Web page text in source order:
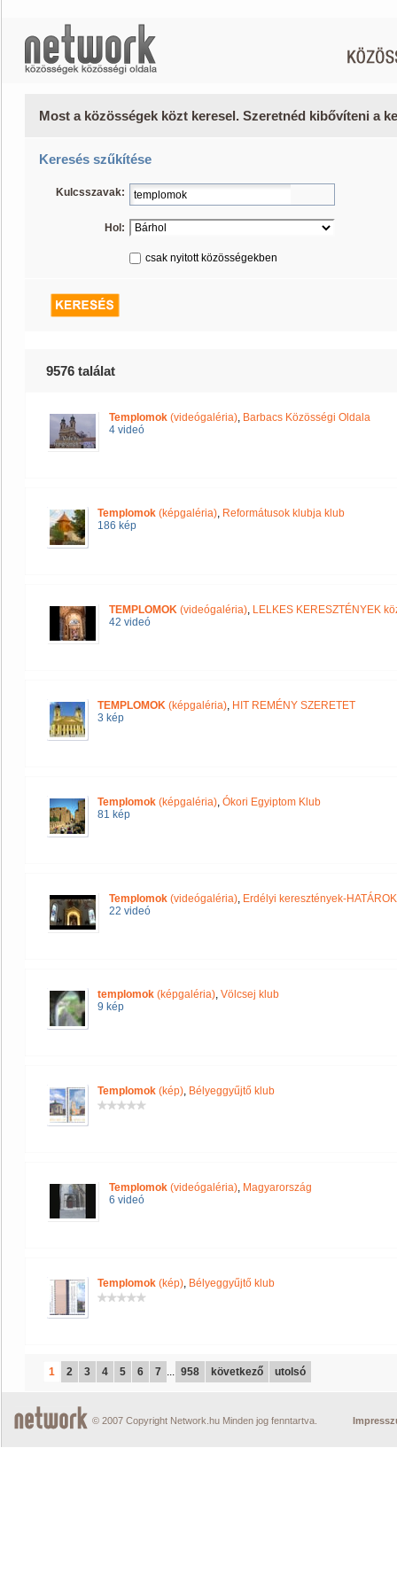
Most a közösségek közt keresel. Szeretnéd kibővíteni a
Keresés szűkítése
Kulcsszavak:
Hol:
csak nyitott közösségekben
9576 találat
Templomok (videógaléria), Barbacs Közösségi Oldala
4 videó
Templomok (képgaléria), Reformátusok klubja klub
186 kép
TEMPLOMOK (videógaléria), LELKES KERESZTÉNYEK
42 videó
TEMPLOMOK (képgaléria), HIT REMÉNY SZERETET
3 kép
Templomok (képgaléria), Ókori Egyiptom Klub
81 kép
Templomok (videógaléria), Erdélyi keresztények-
22 videó
templomok (képgaléria), Völcsej klub
9 kép
Templomok (kép), Bélyeggyűjtő klub
Templomok (videógaléria), Magyarország
6 videó
Templomok (kép), Bélyeggyűjtő klub
1 2 3 4 5 6 7 ... 958 következő utolsó
© 2007 Copyright Network.hu Minden jog fenntartva.